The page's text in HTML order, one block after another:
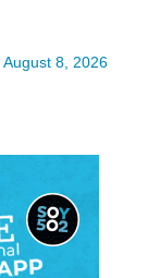
August 8, 2026